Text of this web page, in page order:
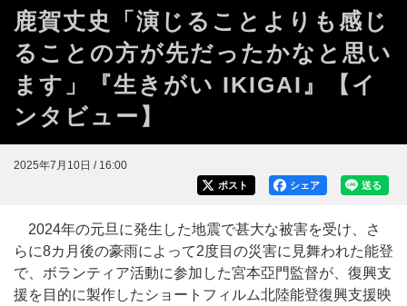
鹿賀丈史「演じることよりも感じ
ることの方が先だったかなと思い
ます」『生きがい IKIGAI』【イ
ンタビュー】
2025年7月10日 / 16:00
送る
シェア
ポスト
2024年の元旦に発生した地震で甚大な被害を受け、さ
らに8カ月後の豪雨によって2度目の災害に見舞われた能登
で、ボランティア活動に参加した宮本亞門監督が、復興支
援を目的に製作したショートフィルム北陸能登復興支援映